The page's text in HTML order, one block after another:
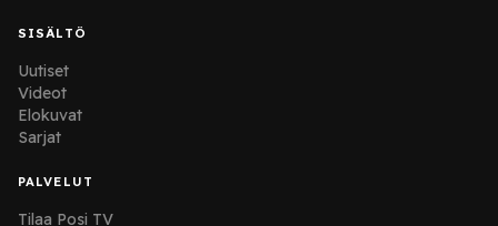
SISÄLTÖ
Uutiset
Videot
Elokuvat
Sarjat
PALVELUT
Tilaa Posi TV